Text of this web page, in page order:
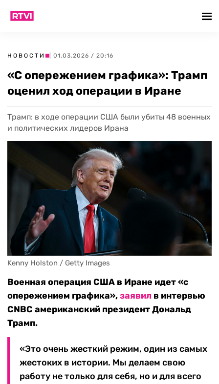
НОВОСТИ | 01.03.2026 / 20:16
«С опережением графика»: Трамп
оценил ход операции в Иране
Трамп: в ходе операции США были убиты 48 военных
и политических лидеров Ирана
Kenny Holston / Getty Images
Военная операция США в Иране идет «с
опережением графика»,заявил в интервью
CNBC американский президент Дональд
Трамп.
«Это очень жесткий режим, один из самых
жестоких в истории. Мы делаем свою
работу не только для себя, но и для всего